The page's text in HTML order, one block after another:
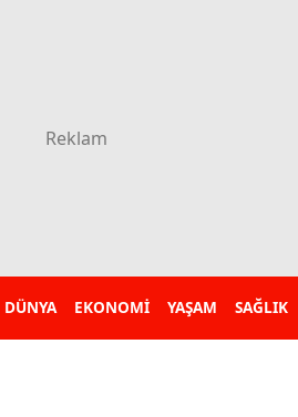
DÜNYA EKONOMİ YAŞAM SAĞLIK